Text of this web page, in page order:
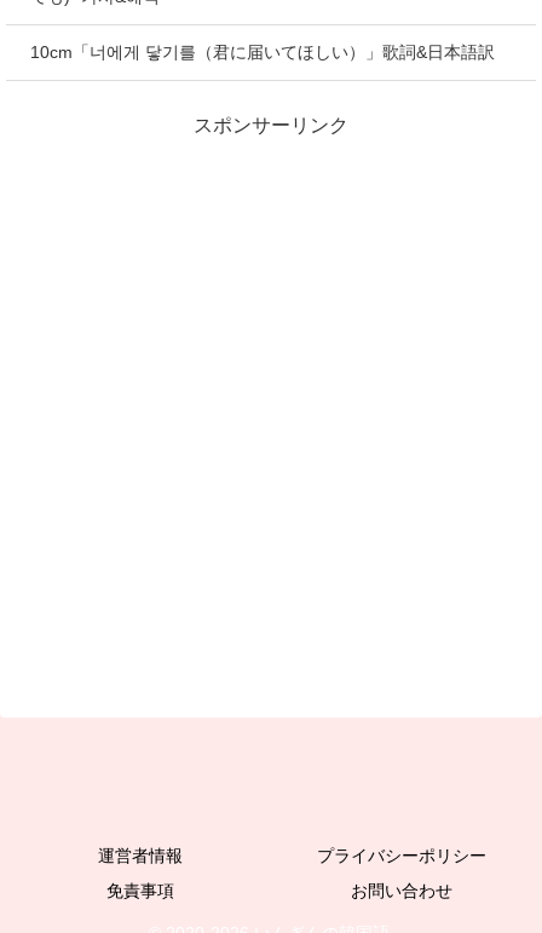
10cm「너에게 닿기를（君に届いてほしい）」歌詞&日本語訳
スポンサーリンク
運営者情報
プライバシーポリシー
免責事項
お問い合わせ